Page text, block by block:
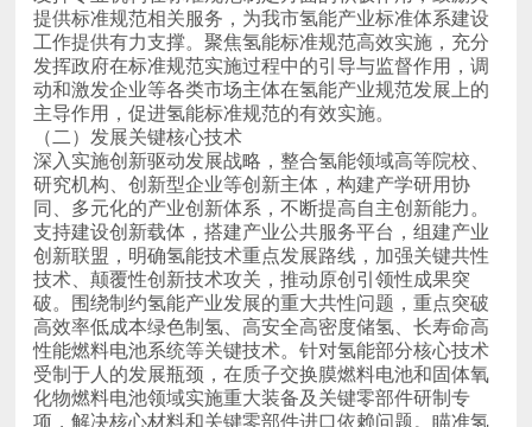
主导作用，促进氢能标准规范的有效实施。
（二）发展关键核心技术